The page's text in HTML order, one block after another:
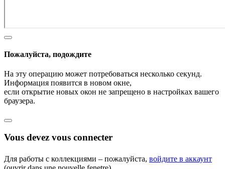
Пожалуйста, подождите
На эту операцию может потребоваться несколько секунд.
Информация появится в новом окне,
если открытие новых окон не запрещено в настройках вашего
браузера.
Vous devez vous connecter
Для работы с коллекциями – пожалуйста, войдите в аккаунт